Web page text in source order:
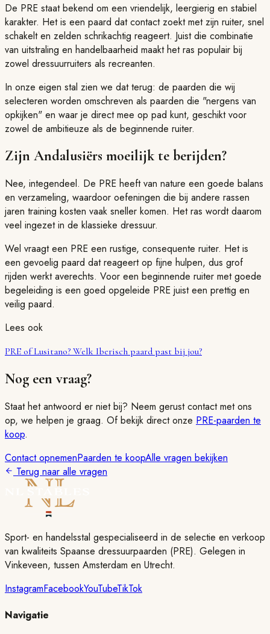
De PRE staat bekend om een vriendelijk, leergierig en stabiel
karakter. Het is een paard dat contact zoekt met zijn ruiter, snel
schakelt en zelden schrikachtig reageert. Juist die combinatie
van uitstraling en handelbaarheid maakt het ras populair bij
zowel dressuurruiters als recreanten.
In onze eigen stal zien we dat terug: de paarden die wij
selecteren worden omschreven als paarden die "nergens van
opkijken" en waar je direct mee op pad kunt, geschikt voor
zowel de ambitieuze als de beginnende ruiter.
Zijn Andalusiërs moeilijk te berijden?
Nee, integendeel. De PRE heeft van nature een goede balans
en verzameling, waardoor oefeningen die bij andere rassen
jaren training kosten vaak sneller komen. Het ras wordt daarom
veel ingezet in de klassieke dressuur.
Wel vraagt een PRE een rustige, consequente ruiter. Het is
een gevoelig paard dat reageert op fijne hulpen, dus grof
rijden werkt averechts. Voor een beginnende ruiter met goede
begeleiding is een goed opgeleide PRE juist een prettig en
veilig paard.
Lees ook
PRE of Lusitano? Welk Iberisch paard past bij jou?
Nog een vraag?
Staat het antwoord er niet bij? Neem gerust contact met ons
op, we helpen je graag. Of bekijk direct onze PRE-paarden te
koop.
Contact opnemenPaarden te koopAlle vragen bekijken
Terug naar alle vragen
Sport- en handelsstal gespecialiseerd in de selectie en verkoop
van kwaliteits Spaanse dressuurpaarden (PRE). Gelegen in
Vinkeveen, tussen Amsterdam en Utrecht.
InstagramFacebookYouTubeTikTok
Navigatie